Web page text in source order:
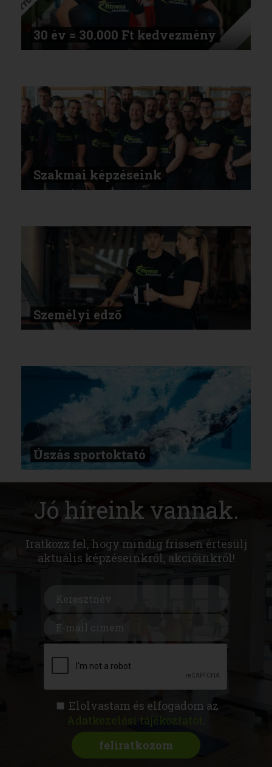
30 év = 30.000 Ft kedvezmény
Szakmai képzéseink
Személyi edző
Úszás sportoktató
Jó híreink vannak.
Iratkozz fel, hogy mindig frissen értesülj
aktuális képzéseinkről, akcióinkról!
Elolvastam és elfogadom az
Adatkezelési tájékoztatót .
FITNESS AKADÉMIA
RÓLUNK MAGAZIN
CSATLAKOZZ